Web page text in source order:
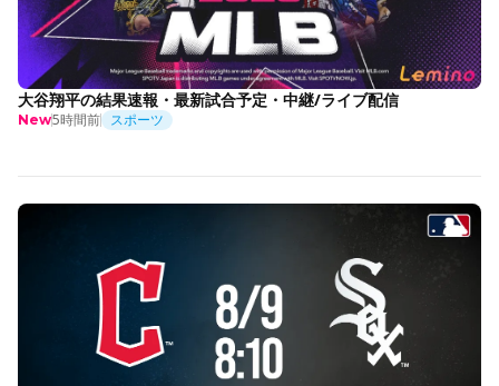
大谷翔平の結果速報・最新試合予定・中継/ライブ配信
New5時間前 スポーツ